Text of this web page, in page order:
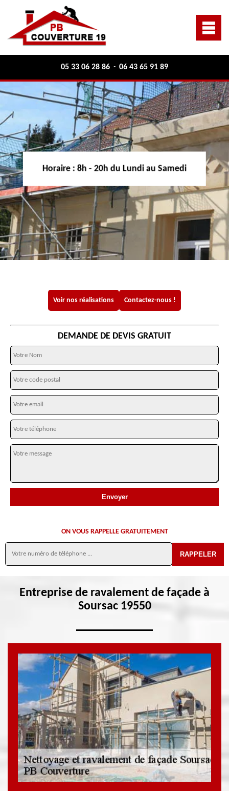
05 33 06 28 86 - 06 43 65 91 89
Horaire : 8h - 20h du Lundi au Samedi
Voir nos réalisations Contactez-nous !
DEMANDE DE DEVIS GRATUIT
ON VOUS RAPPELLE GRATUITEMENT
Entreprise de ravalement de façade à
Soursac 19550